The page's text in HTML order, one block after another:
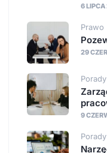
6
Prawo
29
Porady
9
Porady